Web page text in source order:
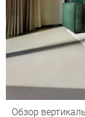
Обзор